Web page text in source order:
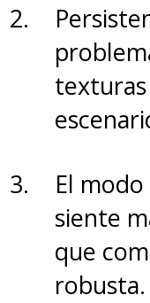
El
siente
que
robusta.